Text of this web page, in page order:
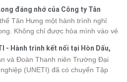
như ngân sách.
nhật trước giá vé sẽ giúp bạn chủ
phí. Cùng Vietsense Travel tham
các điểm du lịch Điện Biênmới nhất
đáng nhớ của Công ty Tân
Tân Hưng một hành trình nghỉ
Không chỉ được hòa mình vào vẻ
khắc đáng nhớ. Hãy cùng
vui và những trải nghiệm khó
- Hành trình kết nối tại Hòn Dấu,
và Đoàn Thanh niên Trường Đại
(UNETI) đã có chuyến Tập